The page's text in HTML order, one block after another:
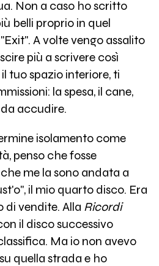
Non a caso ho scritto
belli proprio in quel
A volte vengo assalito
più a scrivere così
tuo spazio interiore, ti
la spesa, il cane,
accudire.
isolamento come
penso che fosse
me la sono andata a
il mio quarto disco. Era
di vendite. Alla Ricordi
il disco successivo
Ma io non avevo
quella strada e ho